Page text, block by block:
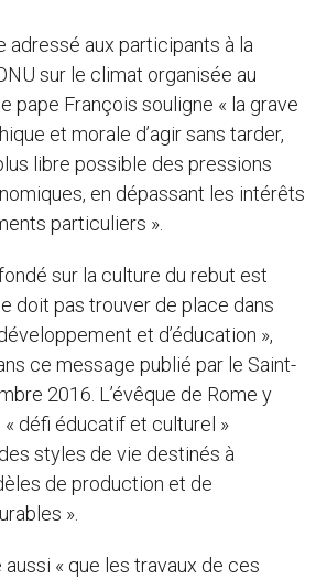
adressé aux participants à la
sur le climat organisée au
pape François souligne « la grave
et morale d’agir sans tarder,
libre possible des pressions
en dépassant les intérêts
particuliers ».
sur la culture du rebut est
doit pas trouver de place dans
et d’éducation »,
ce message publié par le Saint-
2016. L’évêque de Rome y
défi éducatif et culturel »
styles de vie destinés à
de production et de
».
« que les travaux de ces